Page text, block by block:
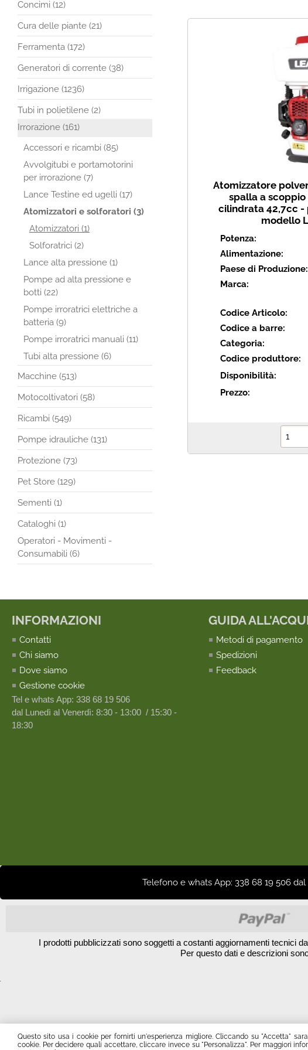
Questo sito usa i cookie per fornirti un'esperienza migliore. Cliccando su "Accetta"
cookie. Per decidere quali accettare, cliccare invece su "Personalizza". Per maggiori
Concimi (12)
Cura delle piante (21)
Ferramenta (172)
Generatori di corrente (38)
Irrigazione (1236)
Tubi in polietilene (2)
Irrorazione (161)
Accessori e ricambi (85)
Avvolgitubi e portamotorini
per irrorazione (7)
Lance Testine ed ugelli (17)
Atomizzatori e solforatori (3)
Atomizzatori (1)
Solforatrici (2)
Lance alta pressione (1)
Pompe ad alta pressione e
botti (22)
Pompe irroratrici elettriche a
batteria (9)
Pompe irroratrici manuali (11)
Tubi alta pressione (6)
Macchine (513)
Motocoltivatori (58)
Ricambi (549)
Pompe idrauliche (131)
Protezione (73)
Pet Store (129)
Sementi (1)
Cataloghi (1)
Operatori - Movimenti -
Consumabili (6)
Atomizzatore
spalla a
cilindrata 42,7cc -
modello
Potenza:
Alimentazione:
Paese di Produzione:
Marca:
Codice Articolo:
Codice a barre:
Categoria:
Codice produttore:
Disponibilità:
Prezzo:
INFORMAZIONI
Contatti
Chi siamo
Dove siamo
Gestione cookie
Tel e whats App: 338 68 19 506
dal Lunedì al Venerdì: 8:30 - 13:00 / 15:30 -
18:30
GUIDA
Metodi di pagamento
Spedizioni
Feedback
Telefono e whats App: 338 68 19 506
I prodotti pubblicizzati sono soggetti a costanti aggiornamenti tecnici
Per questo dati e descrizioni